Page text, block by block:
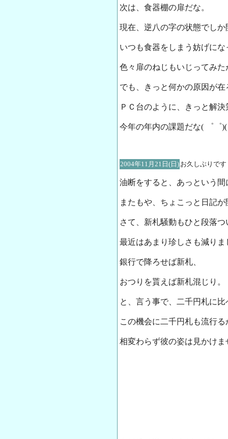
次は、食器棚の扉だな。
現在、逆八の字の状態でしか
いつも食器をしまう妨げにな
色々扉のねじもいじってみ
でも、きっと何かの原因が在
ＰＣ台のように、きっと解
今年の年内の課題だな( ゜゜
2004年11月21日(日) お久しぶりです
油断をすると、あっという
またもや、ちょこっと日記
さて、新札騒動もひと段落
最近はあまり珍しさも減りま
銀行で降ろせば新札、
おつりを貰えば新札混じり。
と、言う事で、二千円札に
この機会に二千円札も流行
相変わらず彼の姿は見かけま